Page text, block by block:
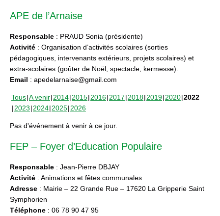
APE de l’Arnaise
Responsable : PRAUD Sonia (présidente)
Activité : Organisation d’activités scolaires (sorties
pédagogiques, intervenants extérieurs, projets scolaires) et
extra-scolaires (goûter de Noël, spectacle, kermesse).
Email : apedelarnaise@gmail.com
Tous A venir 2014 2015 2016 2017 2018 2019 2020 2022
2023 2024 2025 2026
Pas d'événement à venir à ce jour.
FEP – Foyer d’Education Populaire
Responsable : Jean-Pierre DBJAY
Activité : Animations et fêtes communales
Adresse : Mairie – 22 Grande Rue – 17620 La Gripperie Saint
Symphorien
Téléphone : 06 78 90 47 95